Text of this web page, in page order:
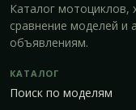
Каталог мотоциклов,
сравнение моделей и
объявлениям.
КАТАЛОГ
Поиск по моделям